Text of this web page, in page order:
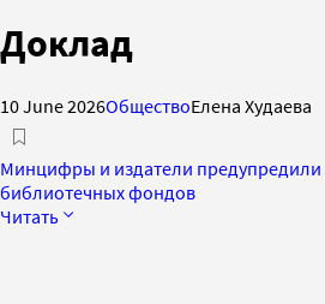
Доклад
10 June 2026ОбществоЕлена Худаева
Минцифры и издатели предупредили
библиотечных фондов
Читать